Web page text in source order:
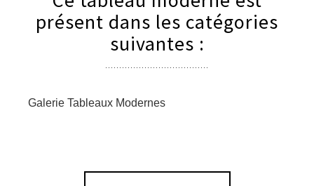
présent dans les catégories
suivantes :
Galerie Tableaux Modernes